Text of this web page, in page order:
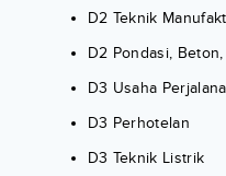
D2 Teknik
D2 Pondasi,
D3 Usaha
D3 Perhotelan
D3 Teknik Listrik